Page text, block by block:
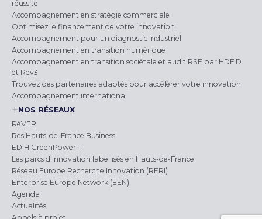
réussite
Accompagnement en stratégie commerciale
Optimisez le financement de votre innovation
Accompagnement pour un diagnostic Industriel
Accompagnement en transition numérique
Accompagnement en transition sociétale et audit RSE par HDFID
et Rev3
Trouvez des partenaires adaptés pour accélérer votre innovation
Accompagnement international
NOS RÉSEAUX
RéVER
Res’Hauts-de-France Business
EDIH GreenPowerIT
Les parcs d’innovation labellisés en Hauts-de-France
Réseau Europe Recherche Innovation (RERI)
Enterprise Europe Network (EEN)
Agenda
Actualités